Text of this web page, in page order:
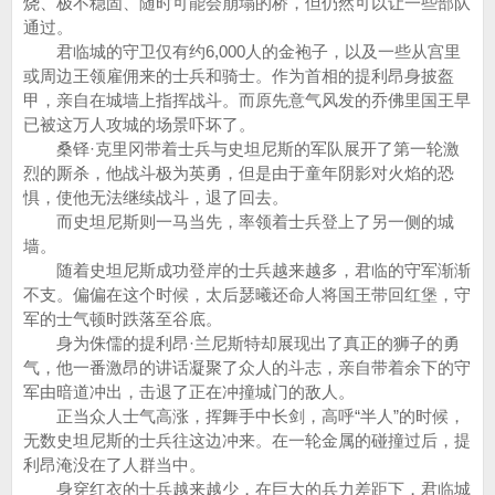
通过。
君临城的守卫仅有约6,000人的金袍子，以及一些从宫里
或周边王领雇佣来的士兵和骑士。作为首相的提利昂身披盔
甲，亲自在城墙上指挥战斗。而原先意气风发的乔佛里国王早
已被这万人攻城的场景吓坏了。
桑铎·克里冈带着士兵与史坦尼斯的军队展开了第一轮激
烈的厮杀，他战斗极为英勇，但是由于童年阴影对火焰的恐
惧，使他无法继续战斗，退了回去。
而史坦尼斯则一马当先，率领着士兵登上了另一侧的城
墙。
随着史坦尼斯成功登岸的士兵越来越多，君临的守军渐渐
不支。偏偏在这个时候，太后瑟曦还命人将国王带回红堡，守
军的士气顿时跌落至谷底。
身为侏儒的提利昂·兰尼斯特却展现出了真正的狮子的勇
气，他一番激昂的讲话凝聚了众人的斗志，亲自带着余下的守
军由暗道冲出，击退了正在冲撞城门的敌人。
正当众人士气高涨，挥舞手中长剑，高呼“半人”的时候，
无数史坦尼斯的士兵往这边冲来。在一轮金属的碰撞过后，提
利昂淹没在了人群当中。
身穿红衣的士兵越来越少，在巨大的兵力差距下，君临城